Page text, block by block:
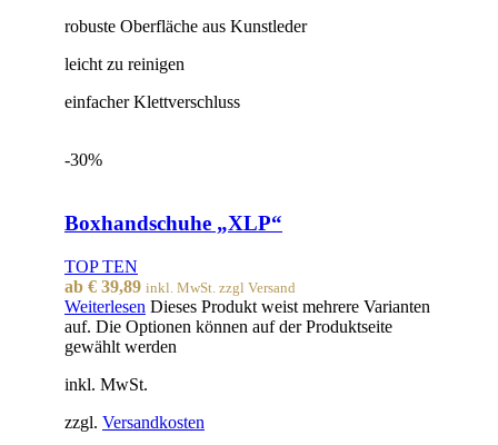
robuste Oberfläche aus Kunstleder
leicht zu reinigen
einfacher Klettverschluss
-30%
Boxhandschuhe „XLP“
TOP TEN
ab € 39,89 inkl. MwSt. zzgl Versand
Weiterlesen Dieses Produkt weist mehrere Varianten
auf. Die Optionen können auf der Produktseite
gewählt werden
inkl. MwSt.
zzgl. Versandkosten